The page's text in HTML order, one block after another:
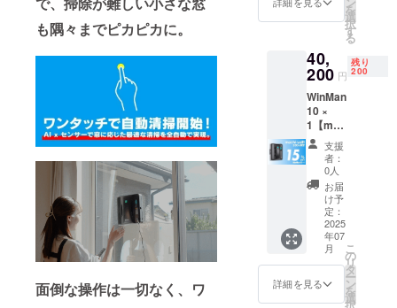
も隅々までピカピカに。
面倒な操作は一切なく、ワ
品や海外製
品の魅力
皆さんに
しっかりと
伝えること
を目指して
います。
送料
込）
容】
■WinMa
n10本体
× 1 ■リ
モコン
× 1 ■ク
リーニ
ングク
ロス × 4
■注水ボ
トル × 1
■ロープ
× 1 ■電
源アダ
プター
× 1 ■日
本語説
明書 × 1
を
選
択
す
る
40,
200 円
残り
200
WinMan
10 ×
1【mac
hi-ya割
15％OF
F】200
名限定
一般販
売予定
価格
47,300
円 →
40,200
円
（税・
支援
者：
0人
お届
け予
定：
2025
年07
月
詳細を見る
こ
の
リ
タ
ー
ン
を
選
択